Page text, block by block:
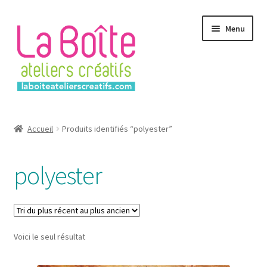
la
navigation
contenu
Menu
Login
Password Reset
Register
Accueil Produits identifiés “polyester”
polyester
Voici le seul résultat